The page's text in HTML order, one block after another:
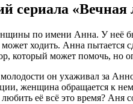
сериала «Вечная
по имени Анна. У неё
ходить. Анна
который может помочь, но
он ухаживал за
женщина обращается к
её всё это время? Аня